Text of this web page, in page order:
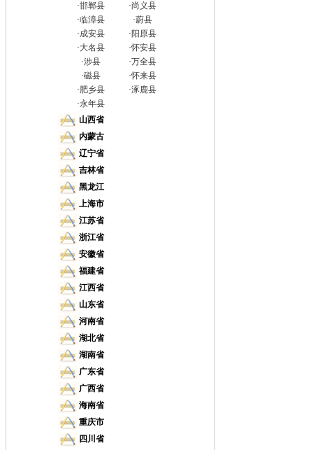
·邯郸县 ·尚义县
·临漳县 ·蔚县
·成安县 · 阳原县
·大名县 ·怀安县
·涉县 ·万全县
·磁县 ·怀来县
·肥乡县 ·涿鹿县
·永年县
山西省
内蒙古
辽宁省
吉林省
黑龙江
上海市
江苏省
浙江省
安徽省
福建省
江西省
山东省
河南省
湖北省
湖南省
广东省
广西省
海南省
重庆市
四川省